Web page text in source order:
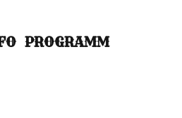
PROGRAMM
INFO